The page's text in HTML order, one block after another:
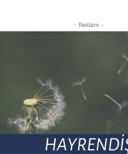
- Reklam -